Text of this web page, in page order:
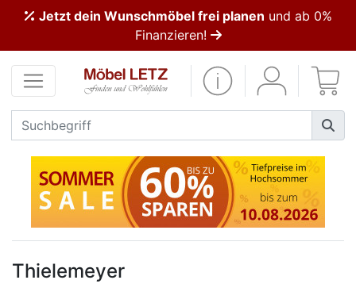
Jetzt dein Wunschmöbel frei planen und ab 0%
Finanzieren!
Thielemeyer
Kundenmeinungen
Anmelden
PREMIUM
Schnell
lieferbar